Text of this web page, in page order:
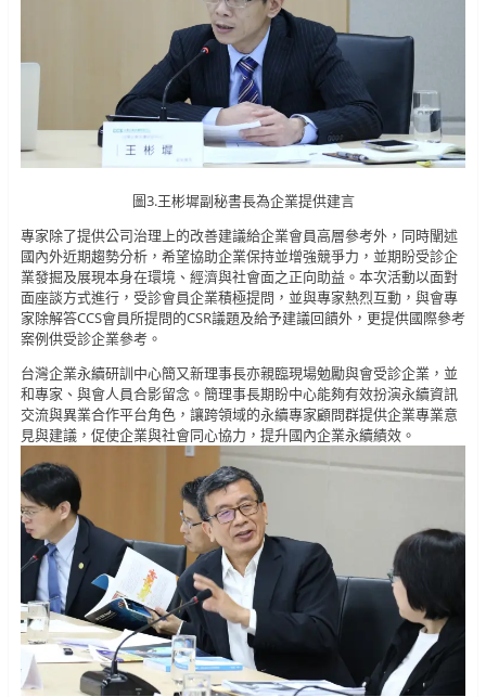
圖3.王彬墀副秘書長為企業提供建言
專家除了提供公司治理上的改善建議給企業會員高層參考外，同時闡述
國內外近期趨勢分析，希望協助企業保持並增強競爭力，並期盼受診企
業發掘及展現本身在環境、經濟與社會面之正向助益。本次活動以面對
面座談方式進行，受診會員企業積極提問，並與專家熱烈互動，與會專
家除解答CCS會員所提問的CSR議題及給予建議回饋外，更提供國際參考
案例供受診企業參考。
台灣企業永續研訓中心簡又新理事長亦親臨現場勉勵與會受診企業，並
和專家、與會人員合影留念。簡理事長期盼中心能夠有效扮演永續資訊
交流與異業合作平台角色，讓跨領域的永續專家顧問群提供企業專業意
見與建議，促使企業與社會同心協力，提升國內企業永續績效。